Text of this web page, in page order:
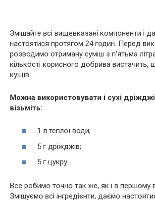
Змішайте всі вищевказані компоненти і
настоятися протягом 24 годин. Перед
розводимо отриману суміш з п’ятьма
кількості корисного добрива вистачить,
кущів.
Можна використовувати і сухі
візьміть:
1 л теплої води;
5 г дріжджів;
5 г цукру.
Все робимо точно так же, як і в першому
Змішуємо всі інгредієнти, даємо